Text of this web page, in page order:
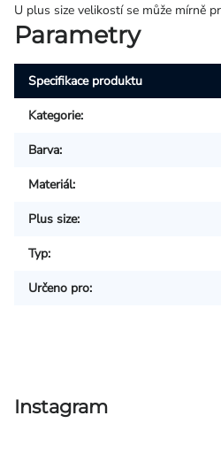
U plus size velikostí se může mírně
Parametry
Specifikace produktu
Kategorie:
Barva:
Materiál:
Plus size:
Typ:
Určeno pro:
Instagram